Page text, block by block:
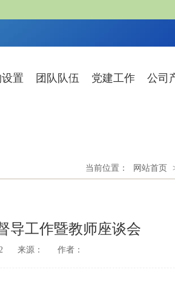
置 团队队伍 党建工作 公司
当前位置： 网站首页
导工作暨教师座谈会
来源： 作者：